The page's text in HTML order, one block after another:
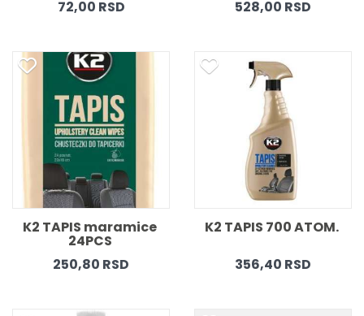
72,00 RSD
528,00 RSD
K2 TAPIS maramice
24PCS
250,80 RSD
K2 TAPIS 700 ATOM.
356,40 RSD